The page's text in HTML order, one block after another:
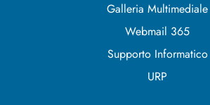
Galleria Multimediale
Webmail 365
Supporto Informatico
URP